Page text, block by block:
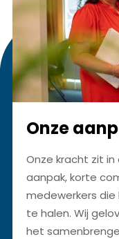
Onze
Onze kracht zit
aanpak, korte
medewerkers
te halen. Wij
het